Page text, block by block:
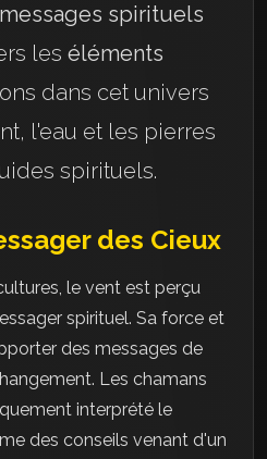
messages spirituels
les éléments
dans cet univers
l'eau et les pierres
spirituels.
des Cieux
le vent est perçu
spirituel. Sa force et
des messages de
Les chamans
interprété le
des conseils venant d'un